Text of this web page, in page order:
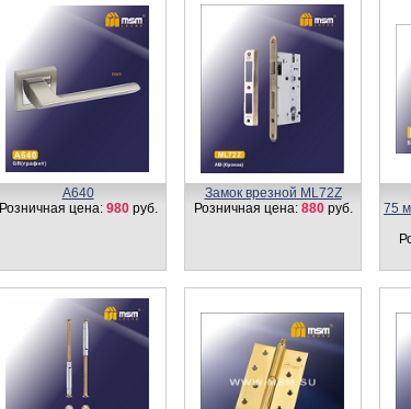
A640
Розничная цена: 980руб.
Замок врезной ML72Z
Розничная цена: 880руб.
75